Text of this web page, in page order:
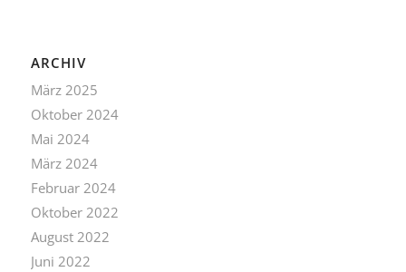
ARCHIV
März 2025
Oktober 2024
Mai 2024
März 2024
Februar 2024
Oktober 2022
August 2022
Juni 2022